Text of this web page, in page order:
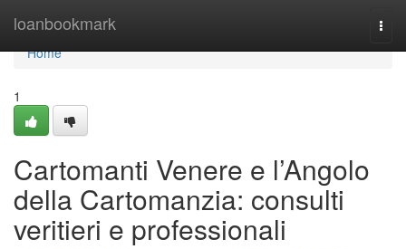
loanbookmark
Home
Home
1
Cartomanti Venere e l’Angolo
della Cartomanzia: consulti
veritieri e professionali